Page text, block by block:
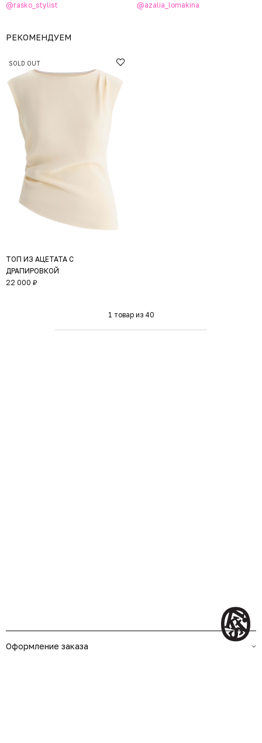
@rasko_stylist @azalia_lomakina
РЕКОМЕНДУЕМ
SOLD OUT
ТОП ИЗ АЦЕТАТА С
ДРАПИРОВКОЙ
22 000 ₽
1 товариз 40
Оформление заказа